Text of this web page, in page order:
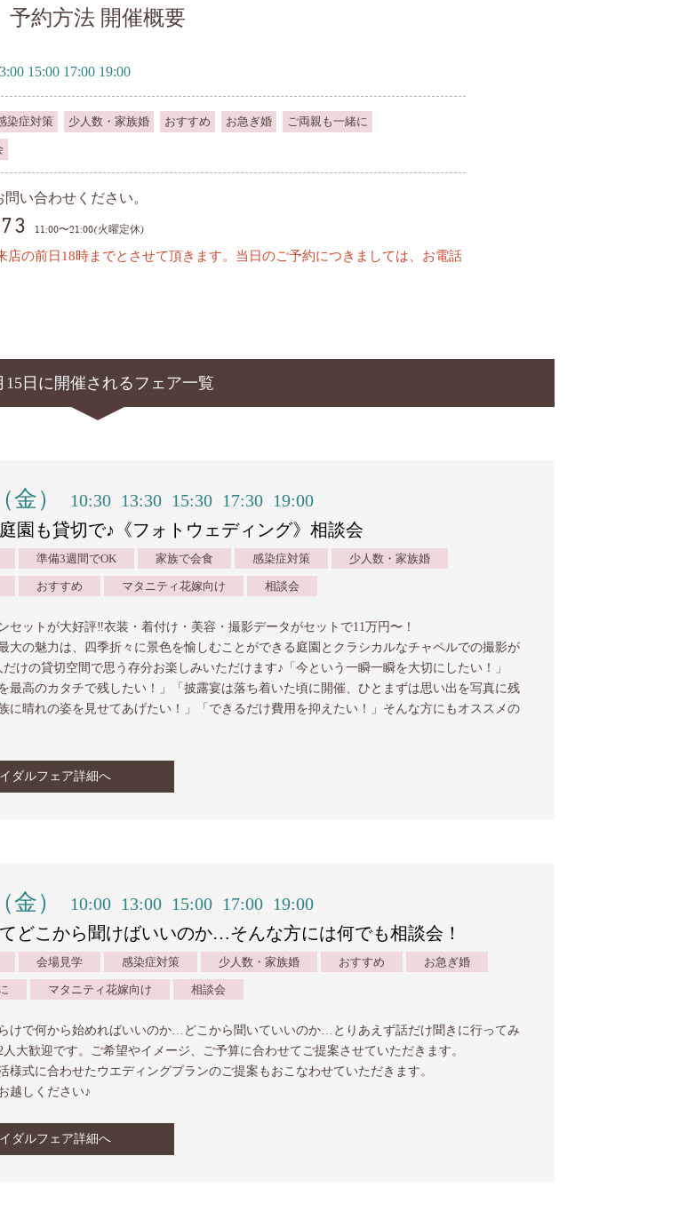
予約方法 開催概要
15:00 17:00 19:00
染症対策 少人数・家族婚 おすすめ お急ぎ婚 ご両親も一緒に
い合わせください。
11:00〜21:00(火曜定休)
の前日18時までとさせて頂きます。当日のご予約につきましては、お電話
15日に開催されるフェア一覧
金） 10:30 13:30 15:30 17:30 19:00
園も貸切で♪《フォトウェディング》相談会
準備3週間でOK 家族で会食 感染症対策 少人数・家族婚
おすすめ マタニティ花嫁向け 相談会
セットが大好評‼︎衣装・着付け・美容・撮影データがセットで11万円〜！
大の魅力は、四季折々に景色を愉しむことができる庭園とクラシカルなチャペルでの撮影が
けの貸切空間で思う存分お楽しみいただけます♪「今という一瞬一瞬を大切にしたい！」
最高のカタチで残したい！」「披露宴は落ち着いた頃に開催、ひとまずは思い出を写真に残
に晴れの姿を見せてあげたい！」「できるだけ費用を抑えたい！」そんな方にもオススメの
ダルフェア詳細へ
金） 10:00 13:00 15:00 17:00 19:00
どこから聞けばいいのか…そんな方には何でも相談会！
会場見学 感染症対策 少人数・家族婚 おすすめ お急ぎ婚
マタニティ花嫁向け 相談会
けで何から始めればいいのか…どこから聞いていいのか…とりあえず話だけ聞きに行ってみ
大歓迎です。ご希望やイメージ、ご予算に合わせてご提案させていただきます。
様式に合わせたウエディングプランのご提案もおこなわせていただきます。
越しください♪
ダルフェア詳細へ